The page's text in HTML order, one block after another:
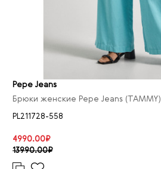
Pepe Jeans
Брюки женские Pepe Jeans (TAMMY)
PL211728-558
4990.00₽
13990.00₽